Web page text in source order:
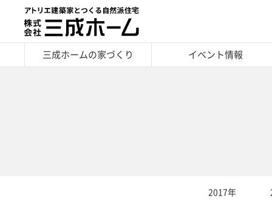
三成ホームの家づくり イベント情報
2017年